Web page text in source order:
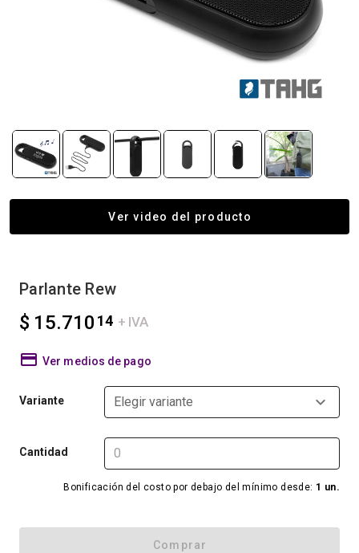
Ver video del producto
Parlante Rew
$ 15.71014 + IVA
Ver medios de pago
Variante Elegir variante
Cantidad
Bonificación del costo por debajo del mínimo desde: 1 un.
Comprar